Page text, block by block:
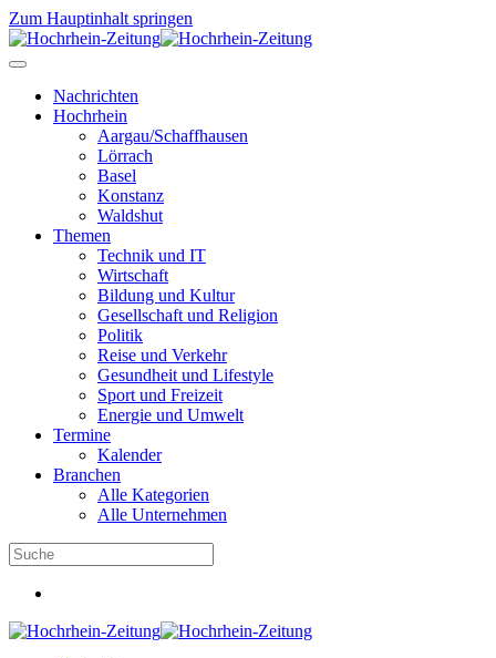
Zum Hauptinhalt springen
Nachrichten
Hochrhein
Aargau/Schaffhausen
Lörrach
Basel
Konstanz
Waldshut
Themen
Technik und IT
Wirtschaft
Bildung und Kultur
Gesellschaft und Religion
Politik
Reise und Verkehr
Gesundheit und Lifestyle
Sport und Freizeit
Energie und Umwelt
Termine
Kalender
Branchen
Alle Kategorien
Alle Unternehmen